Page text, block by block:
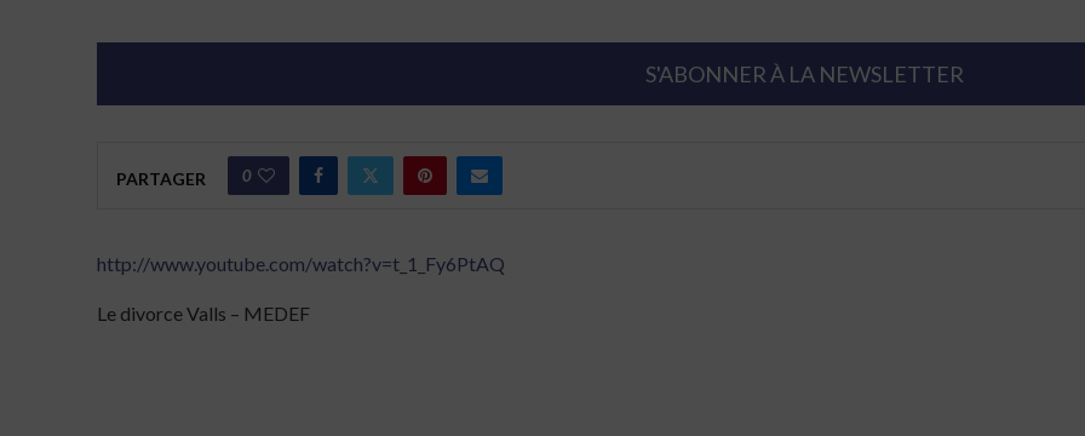
S'ABONNER À LA NEWSLETTER
PARTAGER 0
http://www.youtube.com/watch?v=t_1_Fy6PtAQ
Le divorce Valls – MEDEF